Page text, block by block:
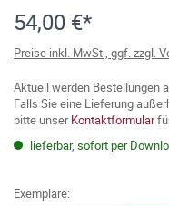
54,00 €*
Preise inkl. MwSt., ggf. zzgl.
Aktuell werden Bestellungen
Falls Sie eine Lieferung
bitte unserKontaktformular
lieferbar, sofort per
Exemplare: